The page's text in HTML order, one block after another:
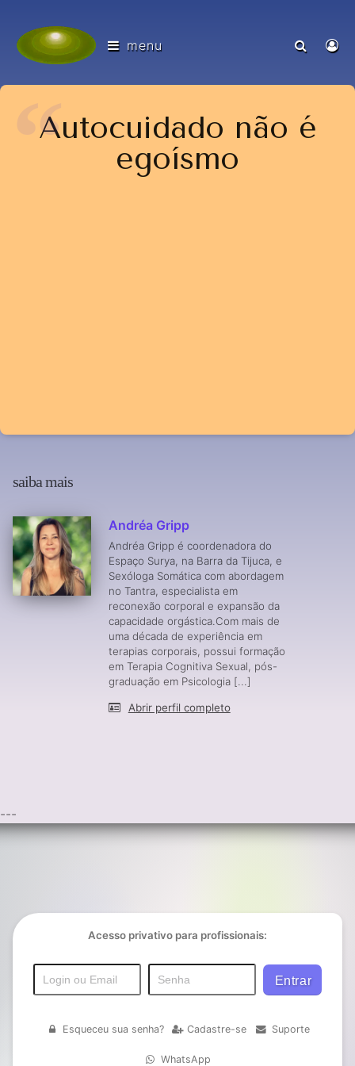
menu
Autocuidado não é
egoísmo
saiba mais
Andréa Gripp
Andréa Gripp é coordenadora do
Espaço Surya, na Barra da Tijuca, e
Sexóloga Somática com abordagem
no Tantra, especialista em
reconexão corporal e expansão da
capacidade orgástica.Com mais de
uma década de experiência em
terapias corporais, possui formação
em Terapia Cognitiva Sexual, pós-
graduação em Psicologia [...]
Abrir perfil completo
---
Acesso privativo para profissionais:
Esqueceu sua senha? Cadastre-se Suporte
WhatsApp